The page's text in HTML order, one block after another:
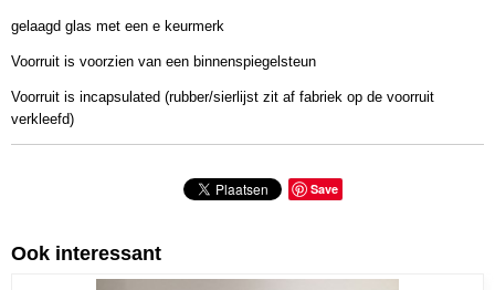
gelaagd glas met een e keurmerk
Voorruit is voorzien van een binnenspiegelsteun
Voorruit is incapsulated (rubber/sierlijst zit af fabriek op de voorruit
verkleefd)
Save
Ook interessant